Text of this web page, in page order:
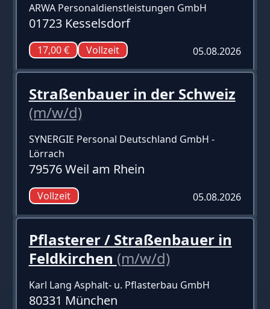
ARWA Personaldienstleistungen GmbH
01723 Kesselsdorf
17,00 € Vollzeit 05.08.2026
Straßenbauer in der Schweiz
(m/w/d)
SYNERGIE Personal Deutschland GmbH -
Lörrach
79576 Weil am Rhein
Vollzeit 05.08.2026
Pflasterer / Straßenbauer in
Feldkirchen (m/w/d)
Karl Lang Asphalt- u. Pflasterbau GmbH
80331 München